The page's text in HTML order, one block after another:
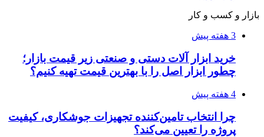
بازار و کسب و کار
3 هفته پیش
خرید ابزار آلات دستی و صنعتی زیر قیمت بازار؛
چطور ابزار اصل را با بهترین قیمت تهیه کنیم؟
4 هفته پیش
چرا انتخاب تامین‌کننده تجهیزات جوشکاری، کیفیت
پروژه را تعیین می‌کند؟